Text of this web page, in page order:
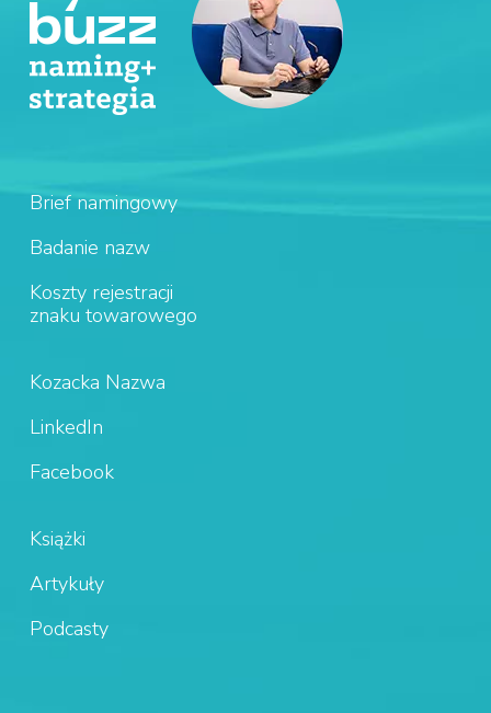
Brief namingowy
Badanie nazw
Koszty rejestracji
znaku towarowego
Kozacka Nazwa
LinkedIn
Facebook
Książki
Artykuły
Podcasty